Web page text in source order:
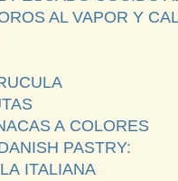
AL VAPOR Y
A COLORES
PASTRY:
ITALIANA